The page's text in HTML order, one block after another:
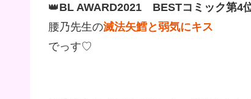
👑BL AWARD2021 BESTコミック第4
腰乃先生の滅法矢鱈と弱気にキス
でっす♡